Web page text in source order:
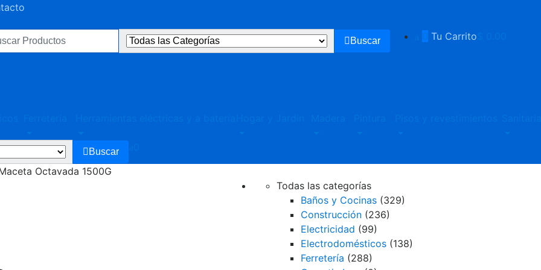
Buscar 0 Tu Carrito
Buscar
Octavada 1500G
Todas las categorías
Baños y Cocinas (329)
Construcción (236)
Electricidad (99)
Electrodomésticos (138)
Ferretería (288)